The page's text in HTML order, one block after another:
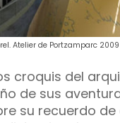
.Atelier de Portzamparc 2009
croquis del
de sus
su recuerdo de